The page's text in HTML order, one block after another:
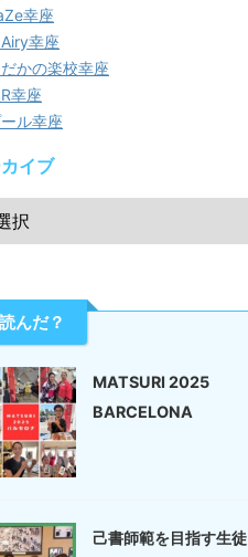
幸座
幸座
かの楽校幸座
幸座
ル幸座
イブ
んだ？
MATSURI 2025
BARCELONA
己書師範を目指す生徒